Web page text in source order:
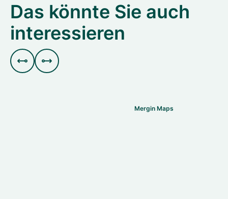
Das könnte Sie auch
interessieren
 
Mergin Maps